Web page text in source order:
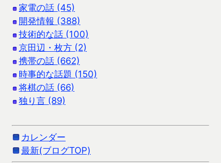
家電の話 (45)
開発情報 (388)
技術的な話 (100)
京田辺・枚方 (2)
携帯の話 (662)
時事的な話題 (150)
将棋の話 (66)
独り言 (89)
カレンダー
最新(ブログTOP)